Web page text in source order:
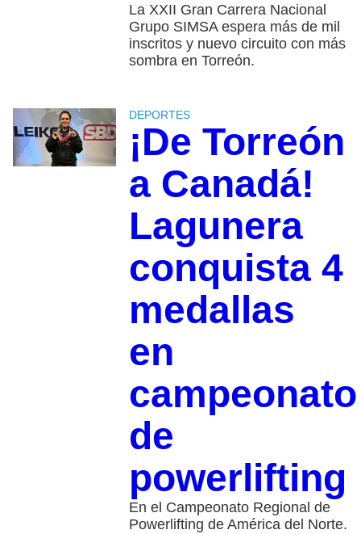
La XXII Gran Carrera Nacional
Grupo SIMSA espera más de mil
inscritos y nuevo circuito con más
sombra en Torreón.
DEPORTES
¡De Torreón
a Canadá!
Lagunera
conquista 4
medallas
en
campeonato
de
powerlifting
En el Campeonato Regional de
Powerlifting de América del Norte.